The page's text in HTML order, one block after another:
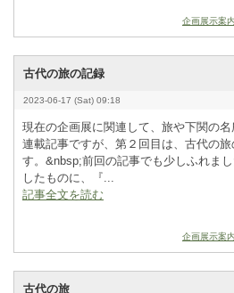
企画展示案内
古代の旅の記録
2023-06-17 (Sat) 09:18
現在の企画展に関連して、旅や下関の
連載記事ですが、第２回目は、古代の
す。&­n­b­s­p­;前回の記事でも少しふれま
したものに、『...
記事全文を読む
企画展示案内
古代の旅